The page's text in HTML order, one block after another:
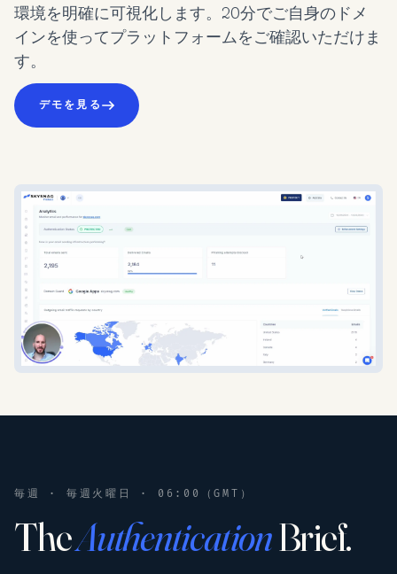
環境を明確に可視化します。20分でご自身のドメ
インを使ってプラットフォームをご確認いただけま
す。
デモを見る
毎週 · 毎週火曜日 · 06:00（GMT）
TheAuthenticationBrief.